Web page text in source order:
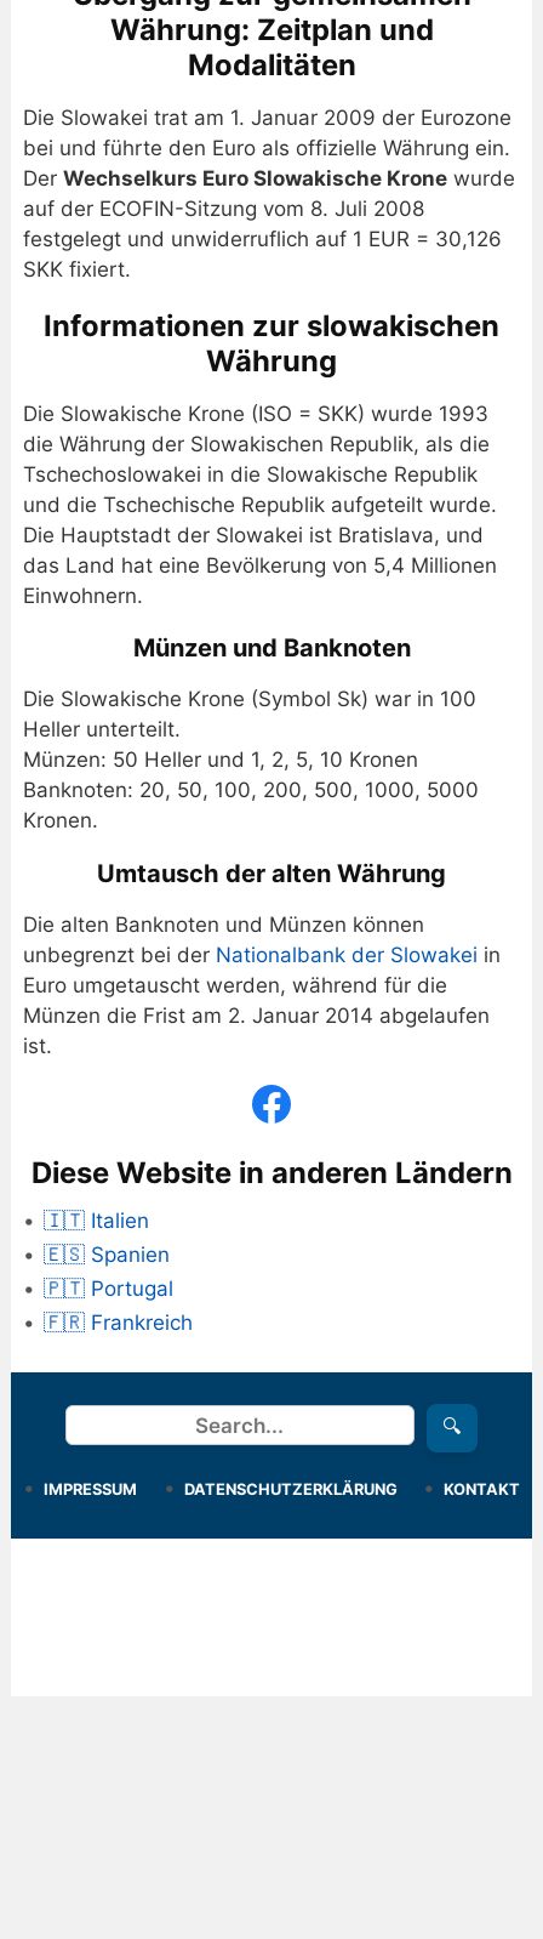
Währung: Zeitplan und
Modalitäten
Die Slowakei trat am 1. Januar 2009 der Eurozone
bei und führte den Euro als offizielle Währung ein.
Der Wechselkurs Euro Slowakische Kronewurde
auf der ECOFIN-Sitzung vom 8. Juli 2008
festgelegt und unwiderruflich auf 1 EUR = 30,126
SKK fixiert.
Informationen zur slowakischen
Währung
Die Slowakische Krone (ISO = SKK) wurde 1993
die Währung der Slowakischen Republik, als die
Tschechoslowakei in die Slowakische Republik
und die Tschechische Republik aufgeteilt wurde.
Die Hauptstadt der Slowakei ist Bratislava, und
das Land hat eine Bevölkerung von 5,4 Millionen
Einwohnern.
Münzen und Banknoten
Die Slowakische Krone (Symbol Sk) war in 100
Heller unterteilt.
Münzen: 50 Heller und 1, 2, 5, 10 Kronen
Banknoten: 20, 50, 100, 200, 500, 1000, 5000
Kronen.
Umtausch der alten Währung
Die alten Banknoten und Münzen können
unbegrenzt bei der Nationalbank der Slowakei in
Euro umgetauscht werden, während für die
Münzen die Frist am 2. Januar 2014 abgelaufen
ist.
Diese Website in anderen Ländern
🇮🇹 Italien
🇪🇸 Spanien
🇵🇹 Portugal
🇫🇷 Frankreich
Suchen 🔍
IMPRESSUM DATENSCHUTZERKLÄRUNG KONTAKT